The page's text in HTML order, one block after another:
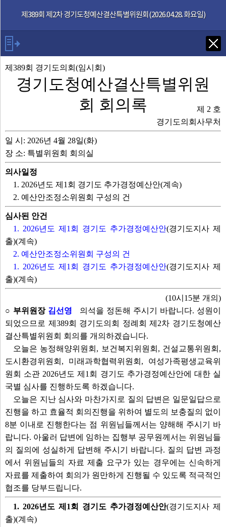
제389회 제2차 경기도청예산결산특별위원회(2026.04.28. 화요일)
Tab키로 다음 검색
부록
제389회 회의록
영상회의록
제389회 경기도의회(임시회)
경기도청예산결산특별위원
회 회의록
제 2 호
경기도의회사무처
일 시: 2026년 4월 28일(화)
장 소: 특별위원회 회의실
의사일정
1. 2026년도 제1회 경기도 추가경정예산안(계속)
2. 예산안조정소위원회 구성의 건
심사된 안건
1. 2026년도 제1회 경기도 추가경정예산안(경기도지사 제
출)(계속)
2. 예산안조정소위원회 구성의 건
1. 2026년도 제1회 경기도 추가경정예산안(경기도지사 제
출)(계속)
(10시15분 개의)
○ 부위원장 김선영
의석을 정돈해 주시기 바랍니다. 성원이
되었으므로 제389회 경기도의회 정례회 제2차 경기도청예산
결산특별위원회 회의를 개의하겠습니다.
오늘은 농정해양위원회, 보건복지위원회, 건설교통위원회,
도시환경위원회, 미래과학협력위원회, 여성가족평생교육위
원회 소관 2026년도 제1회 경기도 추가경정예산안에 대한 실
국별 심사를 진행하도록 하겠습니다.
오늘은 지난 심사와 마찬가지로 질의 답변은 일문일답으로
진행을 하고 효율적 회의진행을 위하여 별도의 보충질의 없이
8분 이내로 진행한다는 점 위원님들께서는 양해해 주시기 바
랍니다. 아울러 답변에 임하는 집행부 공무원께서는 위원님들
의 질의에 성실하게 답변해 주시기 바랍니다. 질의 답변 과정
에서 위원님들의 자료 제출 요구가 있는 경우에는 신속하게
자료를 제출하여 회의가 원만하게 진행될 수 있도록 적극적인
협조를 당부드립니다.
1. 2026년도 제1회 경기도 추가경정예산안(경기도지사 제
출)(계속)